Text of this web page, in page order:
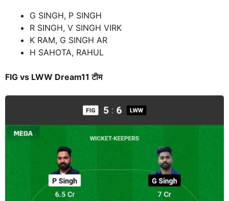
G SINGH, P SINGH
R SINGH, V SINGH VIRK
K RAM, G SINGH AR
H SAHOTA, RAHUL
FIG vs LWW Dream11 टीम